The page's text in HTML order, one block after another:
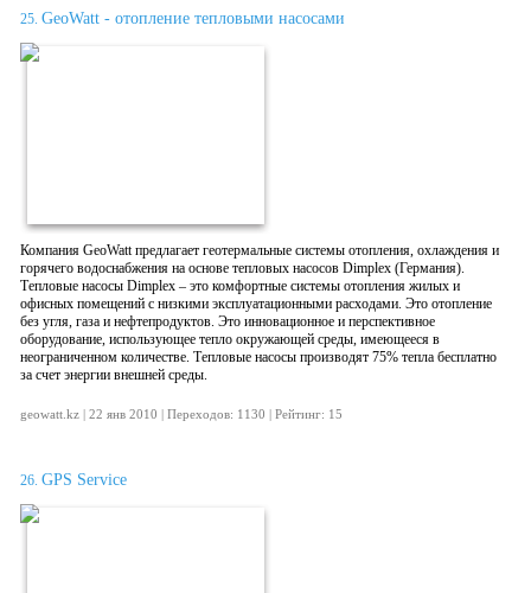
25. GeoWatt - отопление тепловыми насосами
Компания GeoWatt предлагает геотермальные системы отопления, охлаждения и
горячего водоснабжения на основе тепловых насосов Dimplex (Германия).
Тепловые насосы Dimplex – это комфортные системы отопления жилых и
офисных помещений с низкими эксплуатационными расходами. Это отопление
без угля, газа и нефтепродуктов. Это инновационное и перспективное
оборудование, использующее тепло окружающей среды, имеющееся в
неограниченном количестве. Тепловые насосы производят 75% тепла бесплатно
за счет энергии внешней среды.
geowatt.kz | 22 янв 2010 | Переходов: 1130 | Рейтинг: 15
26. GPS Service